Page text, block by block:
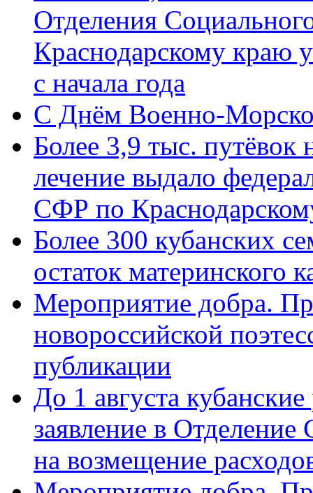
Отделения
Краснодарскому краю
с начала года
C Днём Военно-
Более 3,9 тыс. путёвок
лечение выдало
СФР по
Более 300 кубанских
остаток материнского
Мероприятие добра.
новороссийской
публикации
До 1 августа
заявление в
на возмещение